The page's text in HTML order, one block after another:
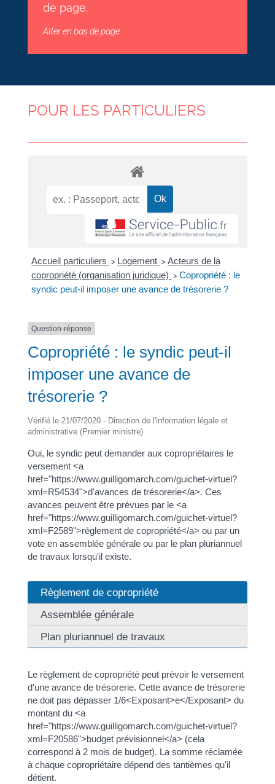
de page.
Aller en bas de page
POUR LES PARTICULIERS
Accueil particuliers > Logement > Acteurs de la
copropriété (organisation juridique) > Copropriété : le
syndic peut-il imposer une avance de trésorerie ?
Question-réponse
Copropriété : le syndic peut-il
imposer une avance de
trésorerie ?
Vérifié le 21/07/2020 - Direction de l'information légale et
administrative (Premier ministre)
Oui, le syndic peut demander aux copropriétaires le
versement <a
href="https://www.guilligomarch.com/guichet-virtuel?
xml=R54534">d'avances de trésorerie</a>. Ces
avances peuvent être prévues par le <a
href="https://www.guilligomarch.com/guichet-virtuel?
xml=F2589">règlement de copropriété</a> ou par un
vote en assemblée générale ou par le plan pluriannuel
de travaux lorsqu'il existe.
Règlement de copropriété
Assemblée générale
Plan pluriannuel de travaux
Le règlement de copropriété peut prévoir le versement
d'une avance de trésorerie. Cette avance de trésorerie
ne doit pas dépasser 1/6<Exposant>e</Exposant> du
montant du <a
href="https://www.guilligomarch.com/guichet-virtuel?
xml=F20586">budget prévisionnel</a> (cela
correspond à 2 mois de budget). La somme réclamée
à chaque copropriétaire dépend des tantièmes qu'il
détient.